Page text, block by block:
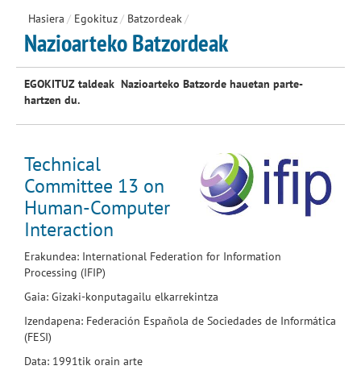
Hasiera / Egokituz/ Batzordeak/
Nazioarteko Batzordeak
EGOKITUZ taldeak Nazioarteko Batzorde hauetan parte-
hartzen du.
Technical
Committee 13 on
Human-Computer
Interaction
Erakundea: International Federation for Information
Processing (IFIP)
Gaia: Gizaki-konputagailu elkarrekintza
Izendapena: Federación Española de Sociedades de Informática
(FESI)
Data: 1991tik orain arte